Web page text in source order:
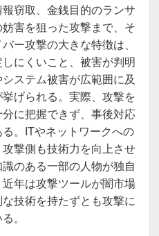
窃取、金銭目的のランサ
害を狙った攻撃まで、そ
ー攻撃の大きな特徴は、
にくいこと、被害が判明
ステム被害が広範囲に及
げられる。実際、攻撃を
に把握できず、事後対応
。ITやネットワークへの
撃側も技術力を向上させ
のある一部の人物が独自
年は攻撃ツールが闇市場
技術を持たずとも攻撃に
。